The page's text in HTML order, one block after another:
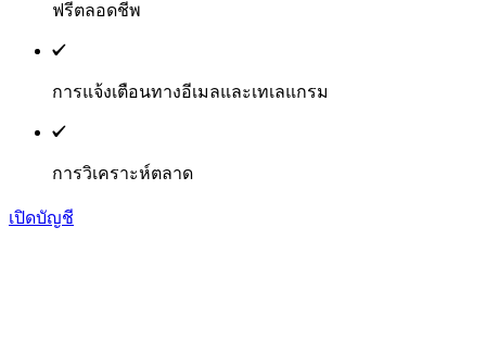
ฟรีตลอดชีพ
การแจ้งเตือนทางอีเมลและเทเลแกรม
การวิเคราะห์ตลาด
เปิดบัญชี